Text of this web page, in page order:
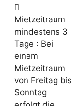
Mietzeitraum
mindestens 3
Tage : Bei
einem
Mietzeitraum
von Freitag bis
Sonntag